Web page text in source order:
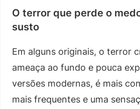
O terror que perde o
susto
Em alguns originais, o terror
ameaça ao fundo e pouca
versões modernas, é mais
mais frequentes e uma